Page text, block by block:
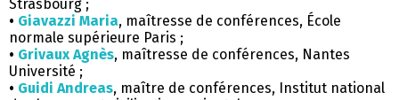
Strasbourg ;
• Giavazzi Maria, maîtresse de conférences, École
normale supérieure Paris ;
• Grivaux Agnès, maîtresse de conférences, Nantes
Université ;
• Guidi Andreas, maître de conférences, Institut national